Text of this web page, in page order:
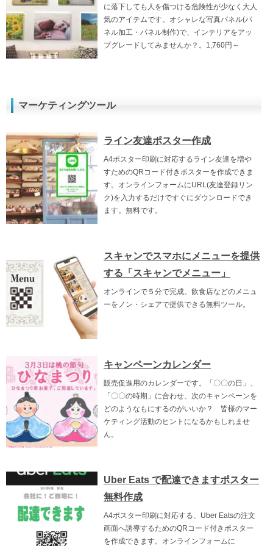
に落下しても人を傷つける危険性が少なく大人
気のアイテムです。オシャレな写真パネル(パ
ネル加工・パネル制作)で、インテリアをアッ
プグレードしてみませんか？。1,760円～
マーケティングツール
ライン友達ポスター作成
A4ポスター印刷に対応するライン友達を増や
すためのQRコード付きポスターを作成できま
す。オンラインフォームにURL(友達登録リン
ク)を入力するだけですぐにダウンロードでき
ます。無料です。
スキャンでスマホにメニューを提供
する「スキャンでメニュー」
オンラインで５分で完成。飲食店などのメニュ
ーをノン・シェアで提供できる無料ツール。
キャンペーンカレンダー
販売促進用のカレンダーです。「〇〇の日」、
「〇〇の時期」に合わせ、次のキャンペーンを
どのようなもにするのがいいか？ 皆様のマー
ケティング活動のヒントになるかもしれませ
ん。
Uber Eats で配達できますポスター
無料作成
A4ポスター印刷に対応する、Uber Eatsの注文
画面へ誘導するためのQRコード付きポスター
を作成できます。オンラインフォームに